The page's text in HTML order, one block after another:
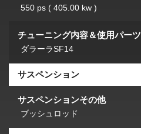
550 ps ( 405.00 kw )
チューニング内容＆使用パーツ
ダラーラSF14
サスペンション
サスペンションその他
ブッシュロッド